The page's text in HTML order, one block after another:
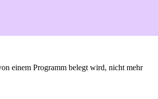
einem Programm belegt wird, nicht mehr